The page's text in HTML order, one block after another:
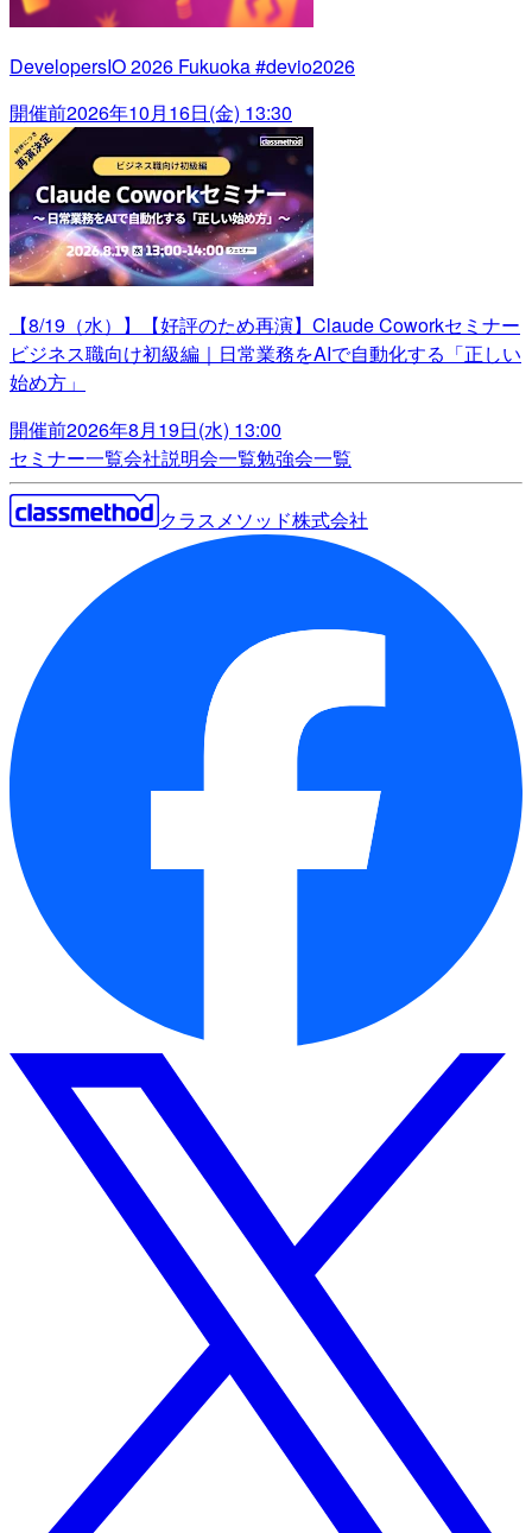
DevelopersIO 2026 Fukuoka #devio2026
開催前2026年10月16日(金) 13:30
【8/19（水）】【好評のため再演】Claude Coworkセミナー
ビジネス職向け初級編｜日常業務をAIで自動化する「正しい
始め方」
開催前2026年8月19日(水) 13:00
セミナー一覧会社説明会一覧勉強会一覧
クラスメソッド株式会社